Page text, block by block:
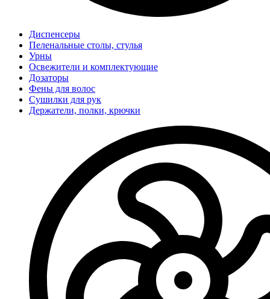
Диспенсеры
Пеленальные столы, стулья
Урны
Освежители и комплектующие
Дозаторы
Фены для волос
Сушилки для рук
Держатели, полки, крючки